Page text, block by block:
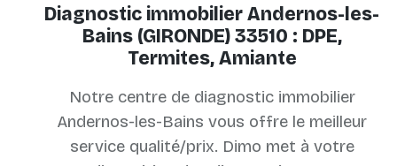
Diagnostic immobilier Andernos-les-
Bains (GIRONDE) 33510 : DPE,
Termites, Amiante
Notre centre de diagnostic immobilier
Andernos-les-Bains vous offre le meilleur
service qualité/prix. Dimo met à votre